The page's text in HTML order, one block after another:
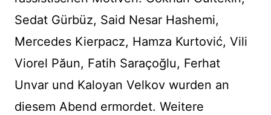
Sedat Gürbüz, Said Nesar Hashemi,
Mercedes Kierpacz, Hamza Kurtović, Vili
Viorel Păun, Fatih Saraçoğlu, Ferhat
Unvar und Kaloyan Velkov wurden an
diesem Abend ermordet. Weitere